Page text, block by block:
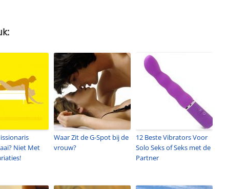
Niet Met
Waar Zit de G-Spot bij de
vrouw?
12 Beste Vibrators Voor
Solo Seks of Seks met de
Partner